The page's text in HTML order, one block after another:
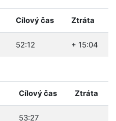
Cílový čas Ztráta
52:12 + 15:04
Cílový čas Ztráta
53:27